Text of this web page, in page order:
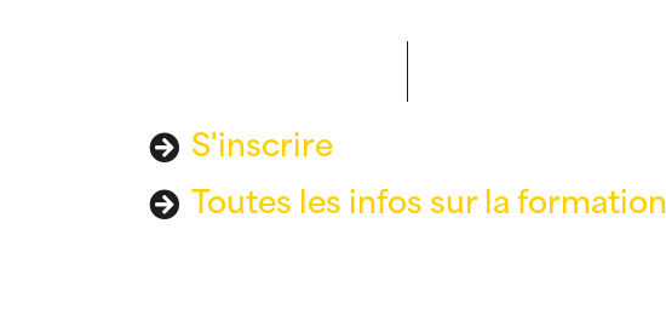
S'inscrire
Toutes les infos sur la formation